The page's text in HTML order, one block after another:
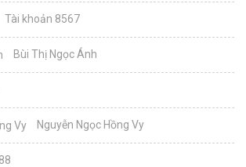
Tài khoản 8567
Bùi Thị Ngọc Ánh
Nguyễn Ngọc Hồng Vy